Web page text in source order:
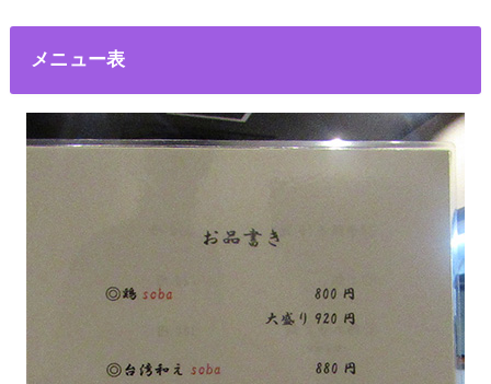
メニュー表